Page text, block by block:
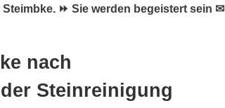
⏩ Sie werden begeistert sein ✉
nach
Steinreinigung